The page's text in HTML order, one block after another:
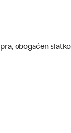
obogaćen slatko